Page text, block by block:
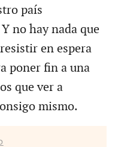
país
no hay nada que
en espera
poner fin a una
que ver a
mismo.